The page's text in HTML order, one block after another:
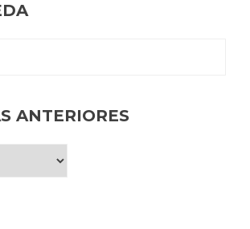
ANTERIORES